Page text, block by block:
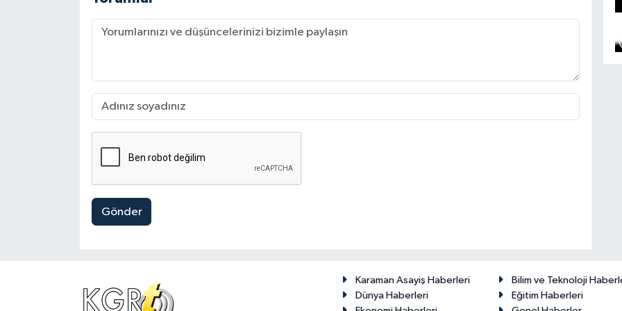
Gönder
Karaman Asayiş Haberleri
Bilim ve Teknoloji
Dünya Haberleri
Eğitim Haberleri